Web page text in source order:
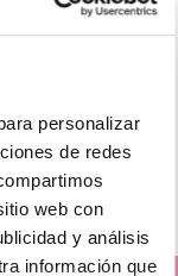
personalizar
de redes
web con
y análisis
información que